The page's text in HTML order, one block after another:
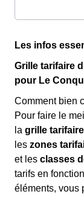
Les infos
Grille tarifaire
pour Le
Comment bien
Pour faire le
la grille tarifaire
les zones
et les classes
tarifs en
éléments, vous